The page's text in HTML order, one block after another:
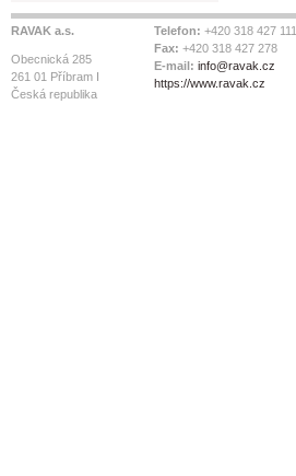
RAVAK a.s.
Obecnická 285
261 01 Příbram I
Česká republika
Telefon: +420 318 427 111
Fax: +420 318 427 278
E-mail: info@ravak.cz
https://www.ravak.cz